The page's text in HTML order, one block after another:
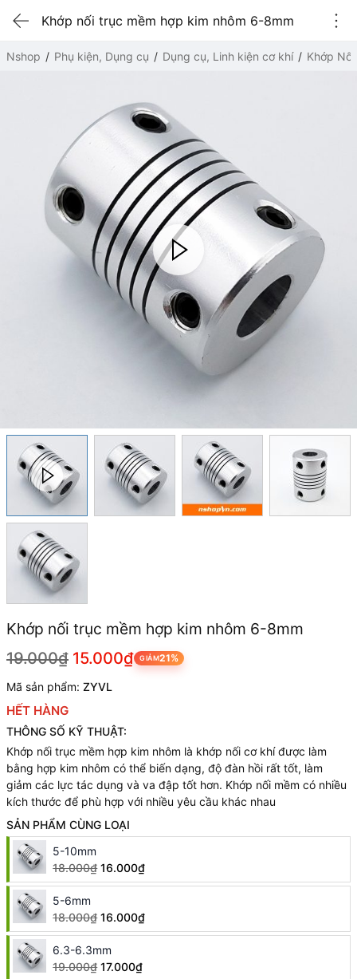
Khớp nối trục mềm hợp kim nhôm 6-8mm
Nshop Phụ kiện, Dụng cụ Dụng cụ, Linh kiện cơ khí Khớp Nối
Khớp nối trục mềm hợp kim nhôm 6-8mm
19.000₫ 15.000₫ GIẢM21%
Mã sản phẩm: ZYVL
HẾT HÀNG
THÔNG SỐ KỸ THUẬT:
Khớp nối trục mềm hợp kim nhôm là khớp nối cơ khí được làm
bằng hợp kim nhôm có thể biến dạng, độ đàn hồi rất tốt, làm
giảm các lực tác dụng và va đập tốt hơn. Khớp nối mềm có nhiều
kích thước để phù hợp với nhiều yêu cầu khác nhau
SẢN PHẨM CÙNG LOẠI
5-10mm
18.000₫ 16.000₫
5-6mm
18.000₫ 16.000₫
6.3-6.3mm
19.000₫ 17.000₫